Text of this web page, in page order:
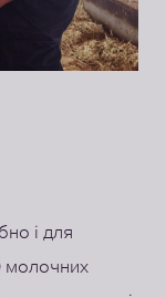
і для
молочних